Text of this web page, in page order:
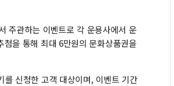
인제 용대리 계곡서 수위 상
동해시, 11~14일 '별똥별 멍'
강원 중·남부 동해안 시간
청양 밭에서 일하던 90대 숨
주관하는 이벤트로 각 운용사에서 운
을 통해 최대 6만원의 문화상품권을
신청한 고객 대상이며, 이벤트 기간